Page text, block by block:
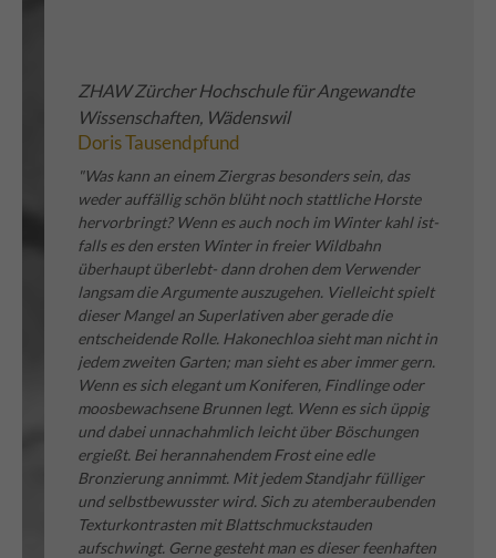
ZHAW Zürcher Hochschule für Angewandte
Wissenschaften, Wädenswil
Doris Tausendpfund
"Was kann an einem Ziergras besonders sein, das
weder auffällig schön blüht noch stattliche Horste
hervorbringt? Wenn es auch noch im Winter kahl ist-
falls es den ersten Winter in freier Wildbahn
überhaupt überlebt- dann drohen dem Verwender
langsam die Argumente auszugehen. Vielleicht spielt
dieser Mangel an Superlativen aber gerade die
entscheidende Rolle. Hakonechloa sieht man nicht in
jedem zweiten Garten; man sieht es aber immer gern.
Wenn es sich elegant um Koniferen, Findlinge oder
moosbewachsene Brunnen legt. Wenn es sich üppig
und dabei unnachahmlich leicht über Böschungen
ergießt. Bei herannahendem Frost eine edle
Bronzierung annimmt. Mit jedem Standjahr fülliger
und selbstbewusster wird. Sich zu atemberaubenden
Texturkontrasten mit Blattschmuckstauden
aufschwingt. Gerne gesteht man es dieser feenhaften